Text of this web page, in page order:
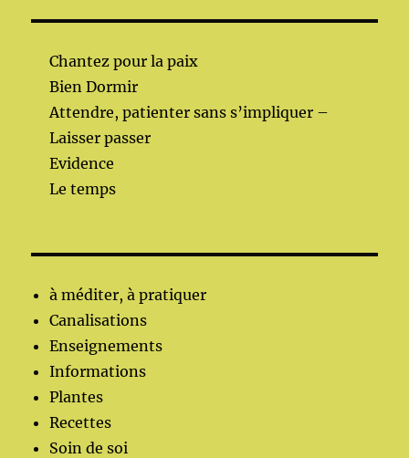
Chantez pour la paix
Bien Dormir
Attendre, patienter sans s’impliquer –
Laisser passer
Evidence
Le temps
à méditer, à pratiquer
Canalisations
Enseignements
Informations
Plantes
Recettes
Soin de soi